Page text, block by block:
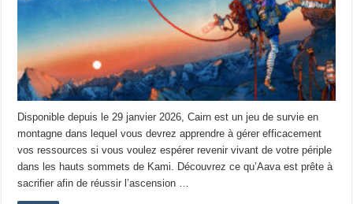
Disponible depuis le 29 janvier 2026, Cairn est un jeu de survie en
montagne dans lequel vous devrez apprendre à gérer efficacement
vos ressources si vous voulez espérer revenir vivant de votre périple
dans les hauts sommets de Kami. Découvrez ce qu’Aava est prête à
sacrifier afin de réussir l’ascension …